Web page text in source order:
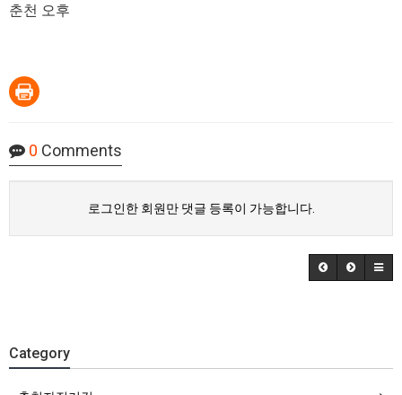
춘천 오후
0 Comments
로그인한 회원만 댓글 등록이 가능합니다.
Category